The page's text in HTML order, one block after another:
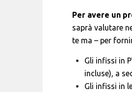
Per avere un
saprà valutare
te ma – per
Gli infissi in
incluse), a
Gli infissi in